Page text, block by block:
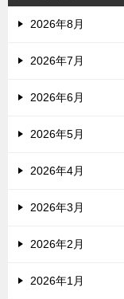
2026年8月
2026年7月
2026年6月
2026年5月
2026年4月
2026年3月
2026年2月
2026年1月